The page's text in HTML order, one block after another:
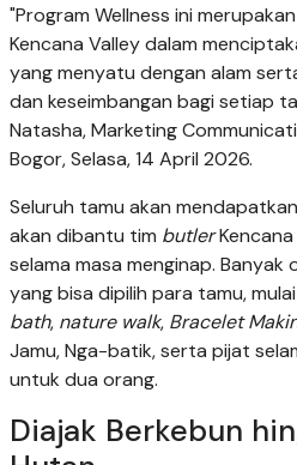
"Program Wellness ini
Kencana Valley dalam
yang menyatu dengan alam
dan keseimbangan bagi setiap
Natasha, Marketing
Bogor, Selasa, 14 April 2026.
Seluruh tamu akan
akan dibantu tim butlerKencana
selama masa menginap. Banyak
yang bisa dipilih para tamu,
bath, nature walk, Bracelet
Jamu, Nga-batik, serta pijat
untuk dua orang.
Diajak Berkebun